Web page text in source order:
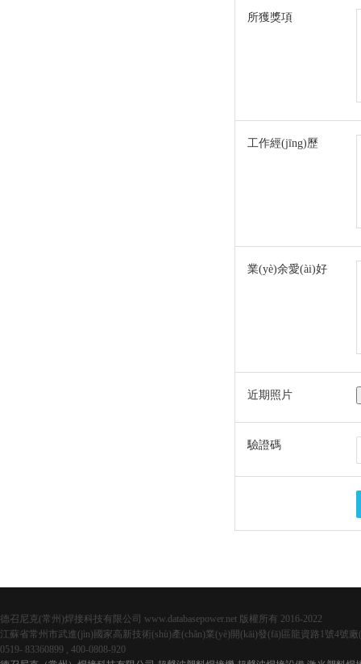
所獲獎項
工作經(jīng)歷
業(yè)余愛(ài)好
近期照片
驗證碼
德召尼克(常州)焊接科技有限公司 www.databasepower.net 版權所有 2016-2022
江蘇省常州市武進(jìn)國家高新技術(shù)產(chǎn)業(yè)開(kāi)發(fā)區龍資路1號4號廠
0519- 83360899 , 400-0808-920